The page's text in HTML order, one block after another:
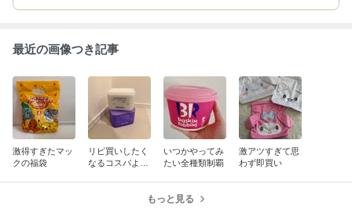
最近の画像つき記事
激得すぎたマッ
クの福袋
リピ買いしたく
なるコスパよす
いつかやってみ
たい全種類制覇
激アツすぎて思
わず即買い
もっと見る